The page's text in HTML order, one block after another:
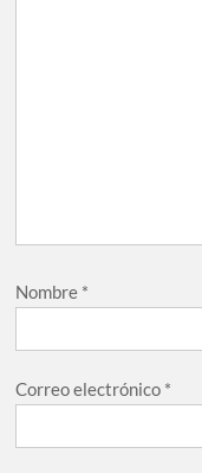
Nombre *
Correo electrónico *